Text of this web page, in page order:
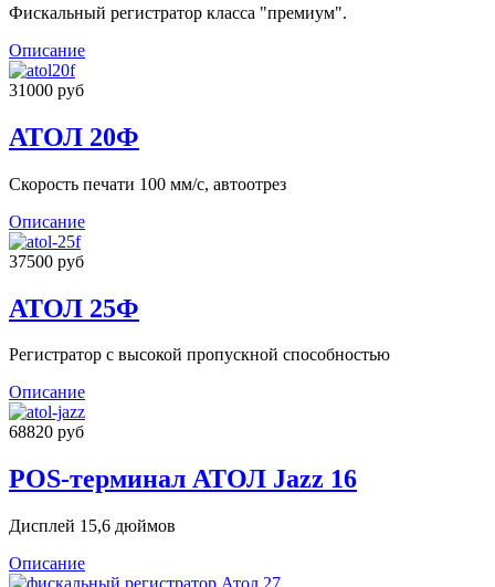
Фискальный регистратор класса "премиум".
Описание
31000 руб
АТОЛ 20Ф
Скорость печати 100 мм/с, автоотрез
Описание
37500 руб
АТОЛ 25Ф
Регистратор с высокой пропускной способностью
Описание
68820 руб
POS-терминал АТОЛ Jazz 16
Дисплей 15,6 дюймов
Описание